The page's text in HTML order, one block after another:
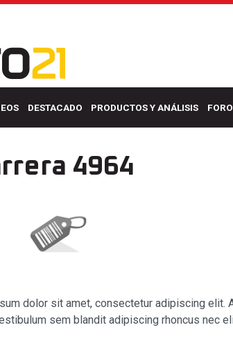
DESTACADO PRODUCTOS Y ANÁLISIS FORO
4964
dolor sit amet, consectetur adipiscing
sem blandit adipiscing rhoncus nec